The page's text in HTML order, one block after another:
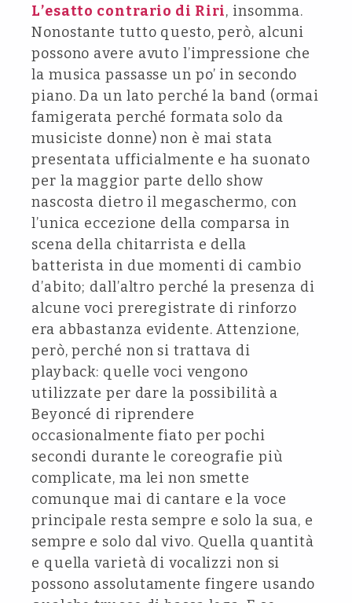
L’esatto contrario di Riri, insomma.
Nonostante tutto questo, però, alcuni
possono avere avuto l’impressione che
la musica passasse un po’ in secondo
piano. Da un lato perché la band (ormai
famigerata perché formata solo da
musiciste donne) non è mai stata
presentata ufficialmente e ha suonato
per la maggior parte dello show
nascosta dietro il megaschermo, con
l’unica eccezione della comparsa in
scena della chitarrista e della
batterista in due momenti di cambio
d’abito; dall’altro perché la presenza di
alcune voci preregistrate di rinforzo
era abbastanza evidente. Attenzione,
però, perché non si trattava di
playback: quelle voci vengono
utilizzate per dare la possibilità a
Beyoncé di riprendere
occasionalmente fiato per pochi
secondi durante le coreografie più
complicate, ma lei non smette
comunque mai di cantare e la voce
principale resta sempre e solo la sua, e
sempre e solo dal vivo. Quella quantità
e quella varietà di vocalizzi non si
possono assolutamente fingere usando